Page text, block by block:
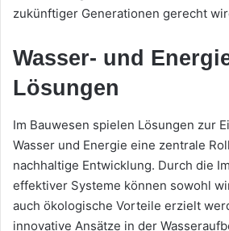
zukünftiger Generationen gerecht
Wasser- und
Lösungen
Im Bauwesen spielen Lösungen zur
Wasser und Energie eine zentrale
nachhaltige Entwicklung. Durch die
effektiver Systeme können sowohl
auch ökologische Vorteile erzielt
innovative Ansätze in der